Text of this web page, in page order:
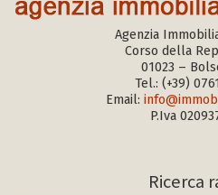
Agenzia
Corso della
01023 –
Tel.: (+39)
Email:
P.Iva
Ricerca